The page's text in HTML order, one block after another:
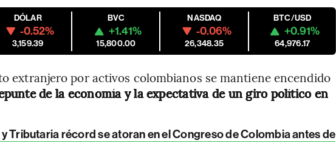
DÓLAR
-0.52%
3,159.39
BVC
+1.41%
15,800.00
NASDAQ
-0.06%
26,348.35
BTC/USD
+0.91%
64,976.17
extranjero por activos colombianos se mantiene encendido
de la economía y la expectativa de un giro político en
Tributaria récord se atoran en el Congreso de Colombia antes de